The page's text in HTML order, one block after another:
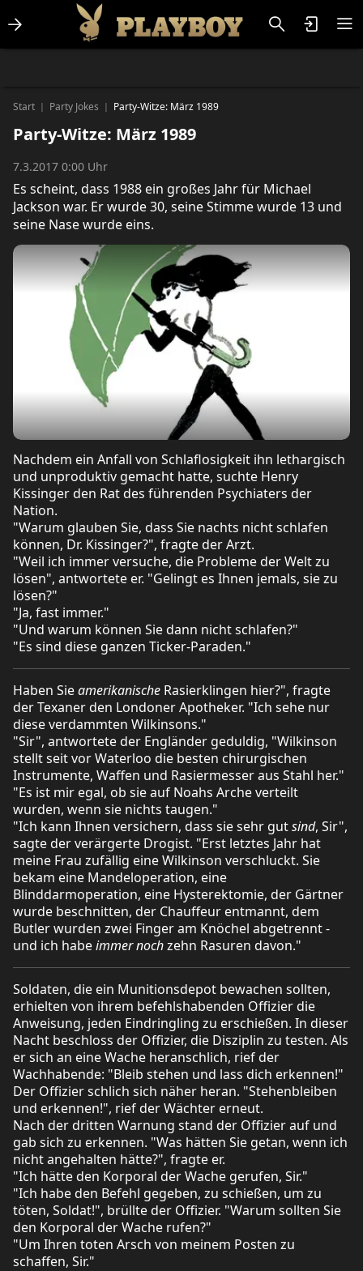
Start | Party Jokes | Party-Witze: März 1989
Party-Witze: März 1989
7.3.2017 0:00 Uhr
Es scheint, dass 1988 ein großes Jahr für Michael
Jackson war. Er wurde 30, seine Stimme wurde 13 und
seine Nase wurde eins.
Nachdem ein Anfall von Schlaflosigkeit ihn lethargisch
und unproduktiv gemacht hatte, suchte Henry
Kissinger den Rat des führenden Psychiaters der
Nation.
"Warum glauben Sie, dass Sie nachts nicht schlafen
können, Dr. Kissinger?", fragte der Arzt.
"Weil ich immer versuche, die Probleme der Welt zu
lösen", antwortete er. "Gelingt es Ihnen jemals, sie zu
lösen?"
"Ja, fast immer."
"Und warum können Sie dann nicht schlafen?"
"Es sind diese ganzen Ticker-Paraden."
Haben Sieamerikanische Rasierklingen hier?", fragte
der Texaner den Londoner Apotheker. "Ich sehe nur
diese verdammten Wilkinsons."
"Sir", antwortete der Engländer geduldig, "Wilkinson
stellt seit vor Waterloo die besten chirurgischen
Instrumente, Waffen und Rasiermesser aus Stahl her."
"Es ist mir egal, ob sie auf Noahs Arche verteilt
wurden, wenn sie nichts taugen."
"Ich kann Ihnen versichern, dass sie sehr gutsind, Sir",
sagte der verärgerte Drogist. "Erst letztes Jahr hat
meine Frau zufällig eine Wilkinson verschluckt. Sie
bekam eine Mandeloperation, eine
Blinddarmoperation, eine Hysterektomie, der Gärtner
wurde beschnitten, der Chauffeur entmannt, dem
Butler wurden zwei Finger am Knöchel abgetrennt -
und ich habeimmer nochzehn Rasuren davon."
Soldaten, die ein Munitionsdepot bewachen sollten,
erhielten von ihrem befehlshabenden Offizier die
Anweisung, jeden Eindringling zu erschießen. In dieser
Nacht beschloss der Offizier, die Disziplin zu testen. Als
er sich an eine Wache heranschlich, rief der
Wachhabende: "Bleib stehen und lass dich erkennen!"
Der Offizier schlich sich näher heran. "Stehenbleiben
und erkennen!", rief der Wächter erneut.
Nach der dritten Warnung stand der Offizier auf und
gab sich zu erkennen. "Was hätten Sie getan, wenn ich
nicht angehalten hätte?", fragte er.
"Ich hätte den Korporal der Wache gerufen, Sir."
"Ich habe den Befehl gegeben, zu schießen, um zu
töten, Soldat!", brüllte der Offizier. "Warum sollten Sie
den Korporal der Wache rufen?"
"Um Ihren toten Arsch von meinem Posten zu
schaffen, Sir."